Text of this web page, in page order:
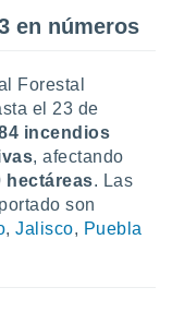
en números
Forestal
el 23 de
incendios
, afectando
hectáreas. Las
son
,Jalisco, Puebla